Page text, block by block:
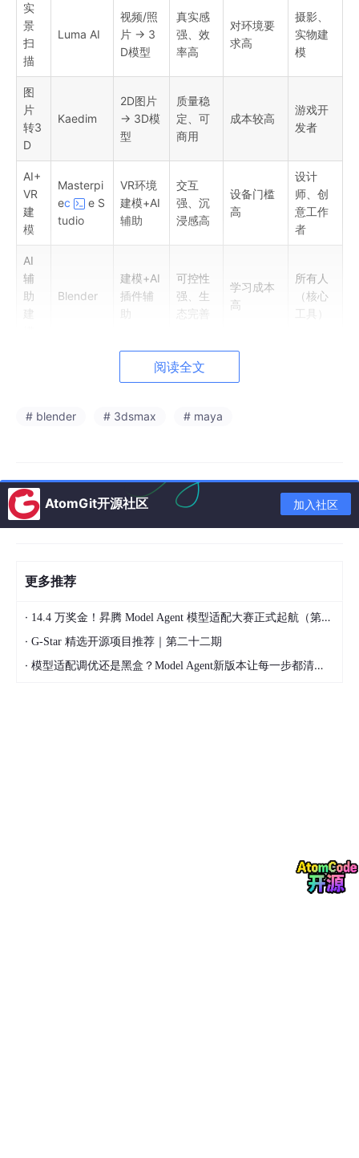
实
景
扫
描
Luma AI
视频/照
片 → 3
D模型
真实感
强、效
率高
对环境要
求高
摄影、
实物建
模
图
片
转3
D
Kaedim
2D图片
→ 3D模
型
质量稳
定、可
商用
成本较高
游戏开
发者
AI+
VR
建
模
Masterpi
ec
e S
tudio
VR环境
建模+AI
辅助
交互
强、沉
浸感高
设备门槛
高
设计
师、创
意工作
者
AI
辅
助
建
Blender
建模+AI
插件辅
助
可控性
强、生
态完善
学习成本
高
所有人
（核心
工具）
建
细节极
业标准
ge 2.0，我们现在已经可以做到输入我们的想法，ai会帮助我们直
接去生成一张图片，我们将图片喂给ai建模软件，他会帮我们一键
出模型，下面我们用GPT-image 2.0去生成一张图片，并且使用使
们自己做出来的，他对新手来说是特别友好的，下面我们来做一个
机器人模型来看看效果：
阅读全文
# blender # 3dsmax # maya
AtomGit开源社区 加入社区
更多推荐
· 14.4 万奖金！昇腾 Model Agent 模型适配大赛正式起航（第二季）
· G-Star 精选开源项目推荐｜第二十二期
· 模型适配调优还是黑盒？Model Agent新版本让每一步都清晰可见